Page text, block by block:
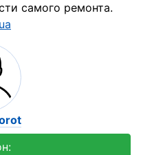
самого ремонта.